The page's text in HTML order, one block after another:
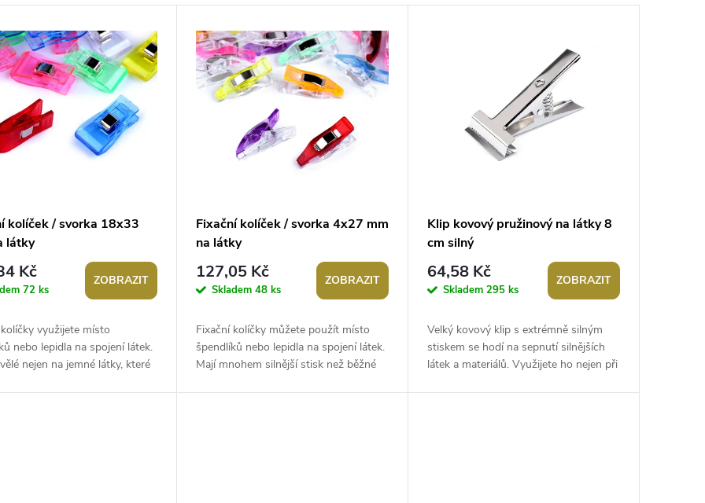
kolíček / svorka 18x33
látky
Kč
72 ks
ZOBRAZIT
využijete místo
nebo lepidla na spojení látek.
nejen na jemné látky, které
Fixační kolíček / svorka 4x27 mm
na látky
127,05 Kč
Skladem 48 ks
ZOBRAZIT
Fixační kolíčky můžete použít místo
špendlíků nebo lepidla na spojení látek.
Mají mnohem silnější stisk než běžné
Klip kovový pružinový na látky 8
cm silný
64,58 Kč
Skladem 295 ks
ZOBRAZIT
Velký kovový klip s extrémně silným
stiskem se hodí na sepnutí silnějších
látek a materiálů. Využijete ho nejen při